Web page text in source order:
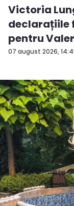
07 august 2026,
Victoria
declarațiile
pentru
a...